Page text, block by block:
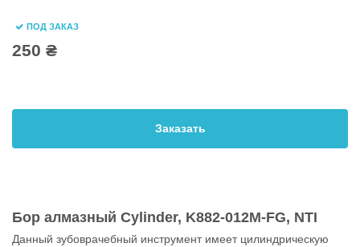
ПОД ЗАКАЗ
250 ₴
Заказать
Бор алмазный Cylinder, K882-012M-FG, NTI
Данный зубоврачебный инструмент имеет цилиндрическую